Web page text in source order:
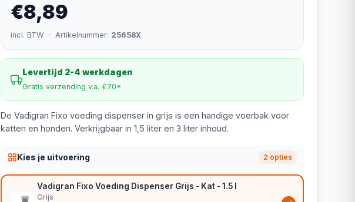
€8,89
incl. BTW · Artikelnummer: 25658X
Levertijd 2-4 werkdagen
Gratis verzending v.a. €70*
De Vadigran Fixo voeding dispenser in grijs is een handige voerbak voor
katten en honden. Verkrijgbaar in 1,5 liter en 3 liter inhoud.
Kies je uitvoering 2 opties
Vadigran Fixo Voeding Dispenser Grijs - Kat - 1.5 l
Grijs